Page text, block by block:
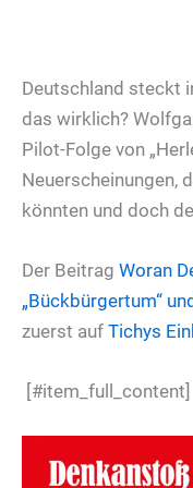
Deutschland steckt
das wirklich?
Pilot-Folge von
Neuerscheinungen,
könnten und doch
Der Beitrag Woran
„Bückbürgertum“
zuerst auf Tichys
[#item_full_content]